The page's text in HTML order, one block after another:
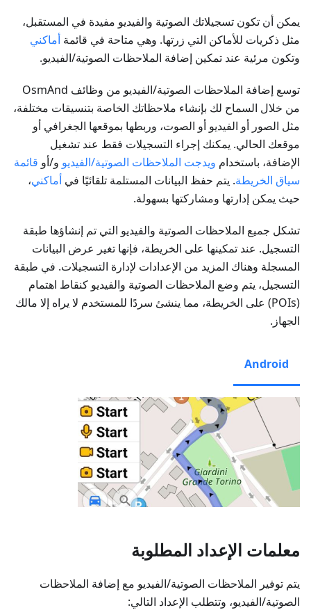
يمكن أن تكون تسجيلاتك الصوتية والفيديو مفيدة في المستقبل،
مثل ذكريات للأماكن التي زرتها. وهي متاحة في قائمة أماكني
وتكون مرئية عند تمكين إضافة الملاحظات الصوتية/الفيديو.
توسع إضافة الملاحظات الصوتية/الفيديو من وظائف OsmAnd
من خلال السماح لك بإنشاء ملاحظاتك الخاصة بتنسيقات مختلفة،
مثل الصور أو الفيديو أو الصوت، وربطها بموقعها الجغرافي أو
موقعك الحالي. يمكنك إجراء التسجيلات فقط عند تشغيل
الإضافة، باستخدام ويدجت الملاحظات الصوتية/الفيديو و/أو قائمة
سياق الخريطة. يتم حفظ البيانات المستلمة تلقائيًا في أماكني،
حيث يمكن إدارتها ومشاركتها بسهولة.
تشكل جميع الملاحظات الصوتية والفيديو التي تم إنشاؤها طبقة
التسجيل. عند تمكينها على الخريطة، فإنها تغير عرض البيانات
المسجلة وهناك المزيد من الإعدادات لإدارة التسجيلات. في طبقة
التسجيل، يتم وضع الملاحظات الصوتية والفيديو كنقاط اهتمام
(POIs) على الخريطة، مما ينشئ سردًا للمستخدم لا يراه إلا مالك
الجهاز.
Android
معلمات الإعداد المطلوبة
يتم توفير الملاحظات الصوتية/الفيديو مع إضافة الملاحظات
الصوتية/الفيديو، وتتطلب الإعداد التالي: